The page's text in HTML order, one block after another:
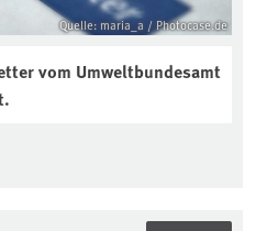
Quelle: maria_a / Photocase.de
vom Umweltbundesamt